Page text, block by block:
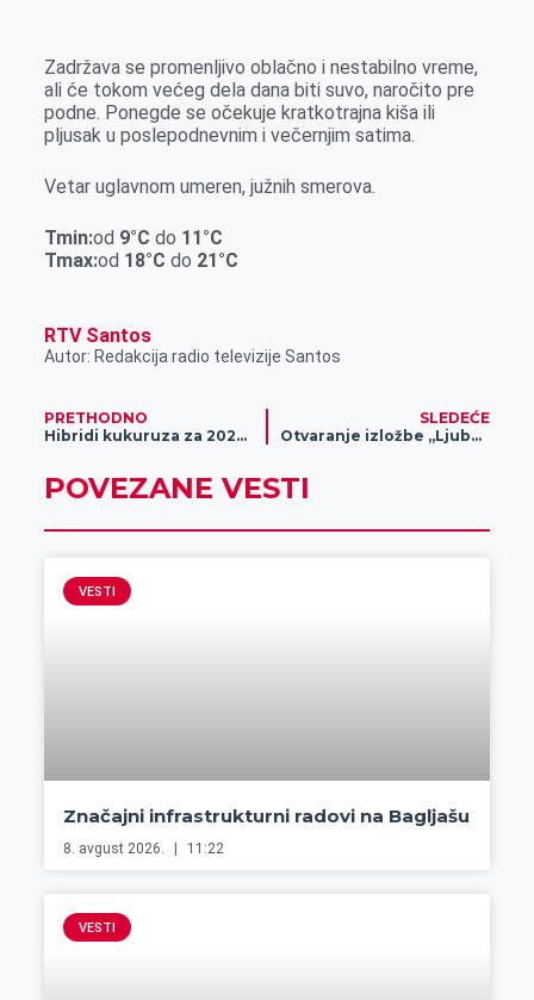
r
n
A
p
p
i
l
Zadržava se promenljivo oblačno i nestabilno vreme,
ali će tokom većeg dela dana biti suvo, naročito pre
podne. Ponegde se očekuje kratkotrajna kiša ili
pljusak u poslepodnevnim i večernjim satima.
Vetar uglavnom umeren, južnih smerova.
Tmin:od 9°C do 11°C
Tmax:od 18°C do 21°C
RTV Santos
Autor: Redakcija radio televizije Santos
PRETHODNO
Hibridi kukuruza za 2025. godinu Instituta za kukuruz “Zemun polje”
SLEDEĆE
Otvaranje izložbe „Ljubomir Kokotović – vrlo važan skup. Izbor iz grafičkog opusa”
POVEZANE VESTI
VESTI
Značajni infrastrukturni radovi na Bagljašu
8. avgust 2026. 11:22
VESTI